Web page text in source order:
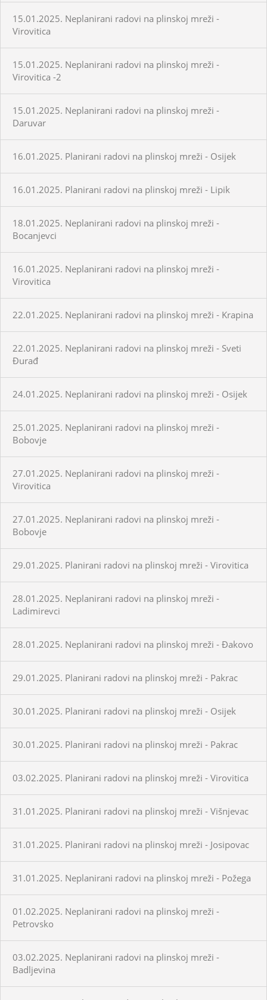
15.01.2025. Neplanirani radovi na plinskoj mreži -
Virovitica
15.01.2025. Neplanirani radovi na plinskoj mreži -
Virovitica -2
15.01.2025. Neplanirani radovi na plinskoj mreži -
Daruvar
16.01.2025. Planirani radovi na plinskoj mreži - Osijek
16.01.2025. Planirani radovi na plinskoj mreži - Lipik
18.01.2025. Neplanirani radovi na plinskoj mreži -
Bocanjevci
16.01.2025. Neplanirani radovi na plinskoj mreži -
Virovitica
22.01.2025. Neplanirani radovi na plinskoj mreži - Krapina
22.01.2025. Neplanirani radovi na plinskoj mreži - Sveti
Đurađ
24.01.2025. Neplanirani radovi na plinskoj mreži - Osijek
25.01.2025. Neplanirani radovi na plinskoj mreži -
Bobovje
27.01.2025. Neplanirani radovi na plinskoj mreži -
Virovitica
27.01.2025. Neplanirani radovi na plinskoj mreži -
Bobovje
29.01.2025. Planirani radovi na plinskoj mreži - Virovitica
28.01.2025. Neplanirani radovi na plinskoj mreži -
Ladimirevci
28.01.2025. Neplanirani radovi na plinskoj mreži - Đakovo
29.01.2025. Planirani radovi na plinskoj mreži - Pakrac
30.01.2025. Planirani radovi na plinskoj mreži - Osijek
30.01.2025. Planirani radovi na plinskoj mreži - Pakrac
03.02.2025. Planirani radovi na plinskoj mreži - Virovitica
31.01.2025. Planirani radovi na plinskoj mreži - Višnjevac
31.01.2025. Planirani radovi na plinskoj mreži - Josipovac
31.01.2025. Neplanirani radovi na plinskoj mreži - Požega
01.02.2025. Neplanirani radovi na plinskoj mreži -
Petrovsko
03.02.2025. Neplanirani radovi na plinskoj mreži -
Badljevina